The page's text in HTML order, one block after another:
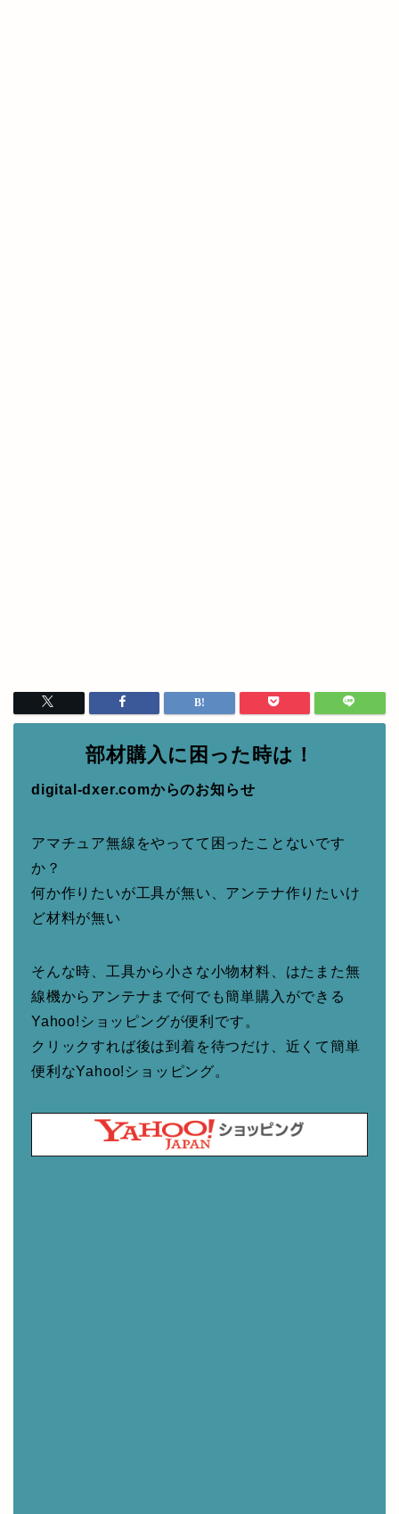
部材購入に困った時は！
digital-dxer.comからのお知らせ
アマチュア無線をやってて困ったことないです
か？
何か作りたいが工具が無い、アンテナ作りたいけ
ど材料が無い
そんな時、工具から小さな小物材料、はたまた無
線機からアンテナまで何でも簡単購入ができる
Yahoo!ショッピングが便利です。
クリックすれば後は到着を待つだけ、近くて簡単
便利なYahoo!ショッピング。